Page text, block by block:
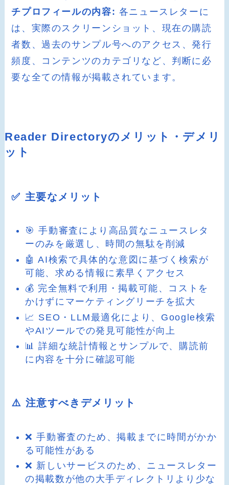
チプロフィールの内容: 各ニュースレターに
は、実際のスクリーンショット、現在の購読
者数、過去のサンプル号へのアクセス、発行
頻度、コンテンツのカテゴリなど、判断に必
要な全ての情報が掲載されています。
Reader Directoryのメリット・デメリ
ット
✅ 主要なメリット
🎯 手動審査により高品質なニュースレタ
ーのみを厳選し、時間の無駄を削減
🤖 AI検索で具体的な意図に基づく検索が
可能、求める情報に素早くアクセス
💰 完全無料で利用・掲載可能、コストを
かけずにマーケティングリーチを拡大
📈 SEO・LLM最適化により、Google検索
やAIツールでの発見可能性が向上
📊 詳細な統計情報とサンプルで、購読前
に内容を十分に確認可能
⚠️ 注意すべきデメリット
❌ 手動審査のため、掲載までに時間がかか
る可能性がある
❌ 新しいサービスのため、ニュースレター
の掲載数が他の大手ディレクトリより少な